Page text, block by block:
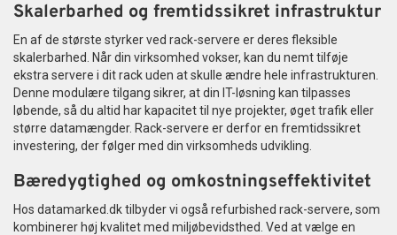
Skalerbarhed og fremtidssikret infrastruktur
En af de største styrker ved rack-servere er deres fleksible
skalerbarhed. Når din virksomhed vokser, kan du nemt tilføje
ekstra servere i dit rack uden at skulle ændre hele infrastrukturen.
Denne modulære tilgang sikrer, at din IT-løsning kan tilpasses
løbende, så du altid har kapacitet til nye projekter, øget trafik eller
større datamængder. Rack-servere er derfor en fremtidssikret
investering, der følger med din virksomheds udvikling.
Bæredygtighed og omkostningseffektivitet
Hos datamarked.dk tilbyder vi også refurbished rack-servere, som
kombinerer høj kvalitet med miljøbevidsthed. Ved at vælge en